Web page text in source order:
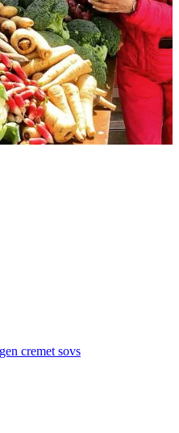
cremet sovs